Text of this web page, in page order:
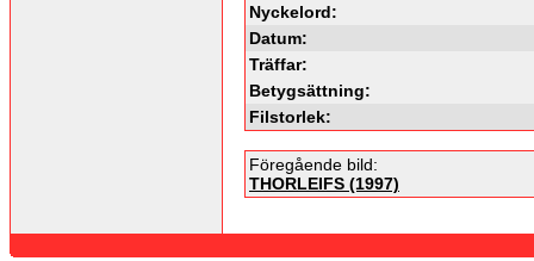
Nyckelord:
Datum:
Träffar:
Betygsättning:
Filstorlek:
Föregående bild:
THORLEIFS (1997)